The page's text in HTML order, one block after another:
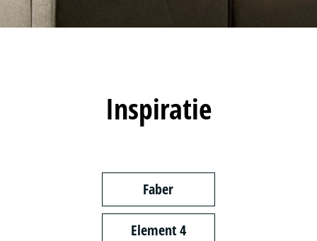
Inspiratie
Faber
Element 4